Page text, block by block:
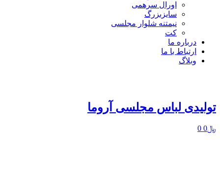
اورال سرهمی
سایزبزرگ
نیمتنه شلوار مجلسی
کت
درباره ما
ارتباط با ما
وبلاگ
تولیدی لباس مجلسی آروما
﷼0
0